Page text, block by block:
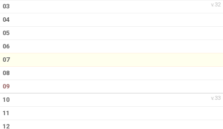
v.32
03
04
05
06
07
08
09
v.33
10
11
12